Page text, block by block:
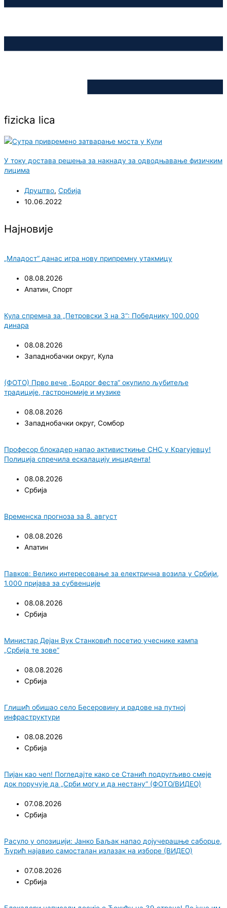
fizicka lica
У току достава решења за накнаду за одводњавање физичким
лицима
Друштво, Србија
10.06.2022
Најновије
„Младост“ данас игра нову припремну утакмицу
08.08.2026
Апатин, Спорт
Кула спремна за „Петровски 3 на 3“: Победнику 100.000
динара
08.08.2026
Западнобачки округ, Кула
(ФОТО) Прво вече „Бодрог феста“ окупило љубитеље
традиције, гастрономије и музике
08.08.2026
Западнобачки округ, Сомбор
Професор блокадер напао активисткиње СНС у Крагујевцу!
Полиција спречила ескалацију инцидента!
08.08.2026
Србија
Временска прогноза за 8. август
08.08.2026
Апатин
Павков: Велико интересовање за електрична возила у Србији,
1.000 пријава за субвенције
08.08.2026
Србија
Министар Дејан Вук Станковић посетио учеснике кампа
„Србија те зове“
08.08.2026
Србија
Глишић обишао село Бесеровину и радове на путној
инфраструктури
08.08.2026
Србија
Пијан као чеп! Погледајте како се Станић подругљиво смеје
док поручује да „Срби могу и да нестану“ (ФОТО/ВИДЕО)
07.08.2026
Србија
Расуло у опозицији: Јанко Баљак напао дојучерашње саборце,
Ђурић најавио самосталан излазак на изборе (ВИДЕО)
07.08.2026
Србија